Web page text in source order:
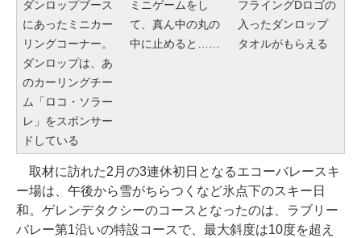
ダンロップブース
にあったミニカー
リングコーナー。
ダンロップは、あ
のカーリングチー
ム「ロコ・ソラー
レ」をスポンサー
ドしている
ミニゲームをし
て、真ん中の丸の
中に止めると……
フライングDロゴの
入ったダンロップ
タオルがもらえる
取材に訪れた2月の3連休初日となるエコーバレースキ
ー場は、午後から雪がちらつくなど氷点下のスキー日
和。ゲレンデタクシーのコースとなったのは、ラブリー
バレー第1沿いの特設コースで、最大斜度は10度を超え